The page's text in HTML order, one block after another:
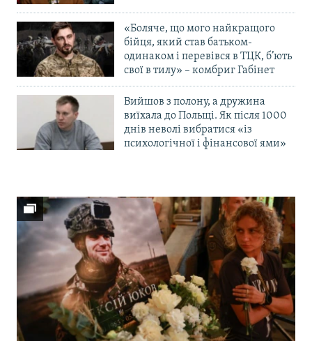
«Боляче, що мого найкращого
бійця, який став батьком-
одинаком і перевівся в ТЦК, б’ють
свої в тилу» – комбриг Габінет
Вийшов з полону, а дружина
виїхала до Польщі. Як після 1000
днів неволі вибратися «із
психологічної і фінансової ями»